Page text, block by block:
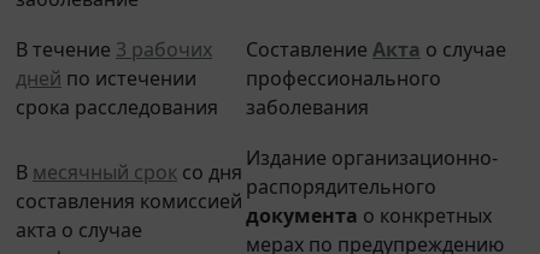
В течение 3 рабочих
днейпо истечении
срока расследования
Составление Акта
профессионального
заболевания
В месячный срок
составления комиссией
акта о случае
профессионального
Издание организационно-
распорядительного
документа о конкретных
мерах по предупреждению